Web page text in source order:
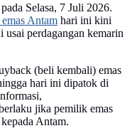
Selasa, 7 Juli 2026.
Antam hari ini kini
perdagangan kemarin
(beli kembali) emas
hari ini dipatok di
jika pemilik emas
Antam.